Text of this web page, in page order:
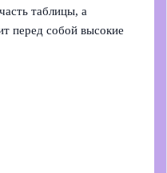
таблицы, а
перед собой высокие